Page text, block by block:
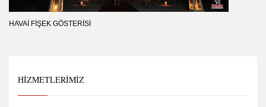
HAVAI FIŞEK GÖSTERISI
HIZMETLERIMIZ